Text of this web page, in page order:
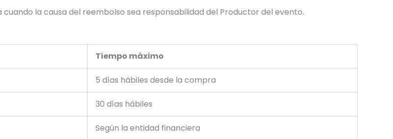
la causa del reembolso sea responsabilidad del Productor del evento.
Tiempo máximo
5 días hábiles desde la compra
30 días hábiles
Según la entidad financiera